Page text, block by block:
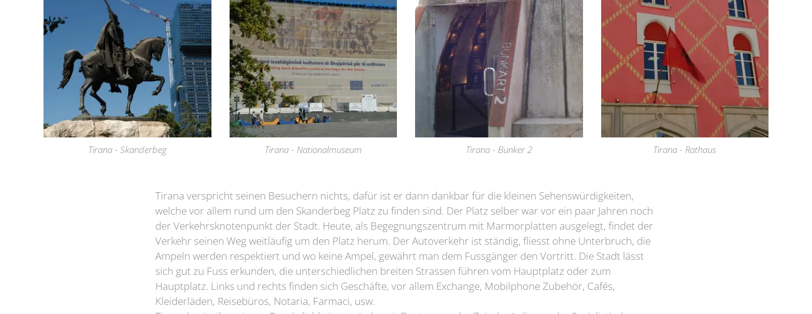
Tirana - Skanderbeg Tirana - Nationalmuseum Tirana - Bunker 2 Tirana - Rathaus
Tirana verspricht seinen Besuchern nichts, dafür ist er dann dankbar für die kleinen Sehenswürdigkeiten,
welche vor allem rund um den Skanderbeg Platz zu finden sind. Der Platz selber war vor ein paar Jahren noch
der Verkehrsknotenpunkt der Stadt. Heute, als Begegnungszentrum mit Marmorplatten ausgelegt, findet der
Verkehr seinen Weg weitläufig um den Platz herum. Der Autoverkehr ist ständig, fliesst ohne Unterbruch, die
Ampeln werden respektiert und wo keine Ampel, gewährt man dem Fussgänger den Vortritt. Die Stadt lässt
sich gut zu Fuss erkunden, die unterschiedlichen breiten Strassen führen vom Hauptplatz oder zum
Hauptplatz. Links und rechts finden sich Geschäfte, vor allem Exchange, Mobilphone Zubehör, Cafés,
Kleiderläden, Reisebüros, Notaria, Farmaci, usw.